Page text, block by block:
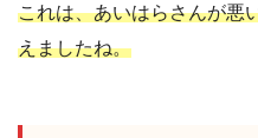
これは、あいはらさんが悪
えましたね。